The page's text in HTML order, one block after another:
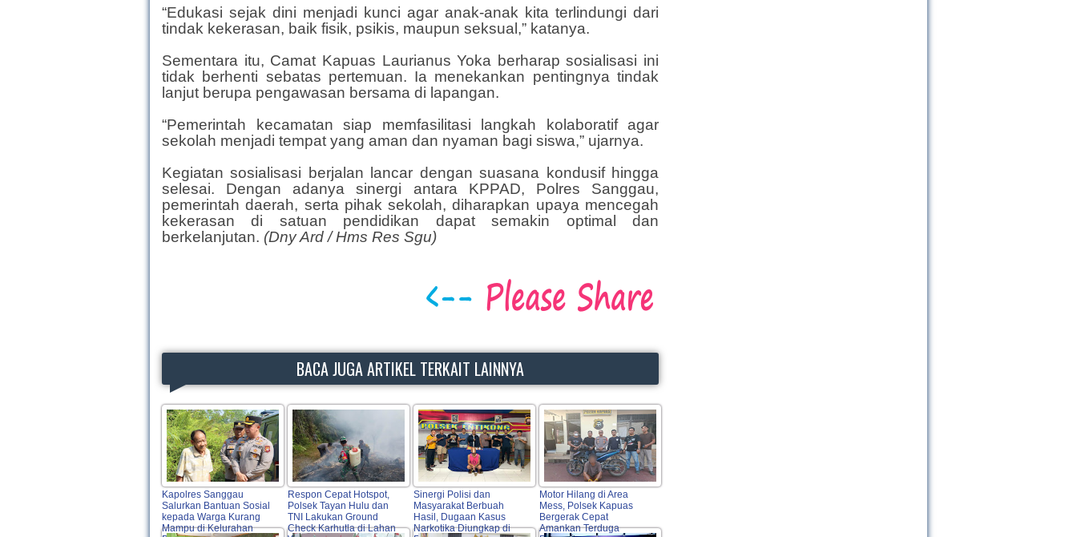
“Edukasi sejak dini menjadi kunci agar anak-anak kita terlindungi dari
tindak kekerasan, baik fisik, psikis, maupun seksual,” katanya.
Sementara itu, Camat Kapuas Laurianus Yoka berharap sosialisasi ini
tidak berhenti sebatas pertemuan. Ia menekankan pentingnya tindak
lanjut berupa pengawasan bersama di lapangan.
“Pemerintah kecamatan siap memfasilitasi langkah kolaboratif agar
sekolah menjadi tempat yang aman dan nyaman bagi siswa,” ujarnya.
Kegiatan sosialisasi berjalan lancar dengan suasana kondusif hingga
selesai. Dengan adanya sinergi antara KPPAD, Polres Sanggau,
pemerintah daerah, serta pihak sekolah, diharapkan upaya mencegah
kekerasan di satuan pendidikan dapat semakin optimal dan
berkelanjutan. (Dny Ard / Hms Res Sgu)
BACA JUGA ARTIKEL TERKAIT LAINNYA
Kapolres Sanggau
Salurkan Bantuan Sosial
kepada Warga Kurang
Mampu di Kelurahan
Respon Cepat Hotspot,
Polsek Tayan Hulu dan
TNI Lakukan Ground
Check Karhutla di Lahan
Sinergi Polisi dan
Masyarakat Berbuah
Hasil, Dugaan Kasus
Narkotika Diungkap di
Motor Hilang di Area
Mess, Polsek Kapuas
Bergerak Cepat
Amankan Terduga